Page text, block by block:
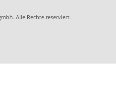
Alle Rechte reserviert.